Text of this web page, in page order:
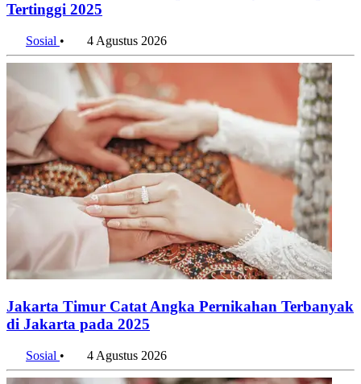
Tertinggi 2025
Sosial • 4 Agustus 2026
Jakarta Timur Catat Angka Pernikahan Terbanyak
di Jakarta pada 2025
Sosial • 4 Agustus 2026